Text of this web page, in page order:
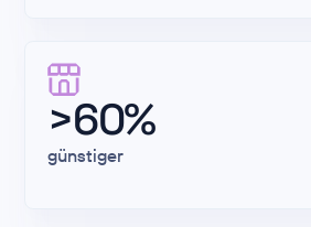
>60%
günstiger